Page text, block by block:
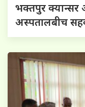
भक्तपुर
अस्पतालबीच